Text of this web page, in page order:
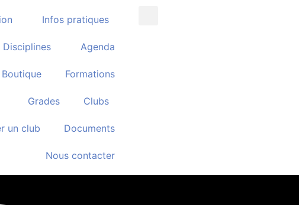
Infos pratiques
Disciplines Agenda
Boutique Formations
Grades Clubs
un club Documents
Nous contacter